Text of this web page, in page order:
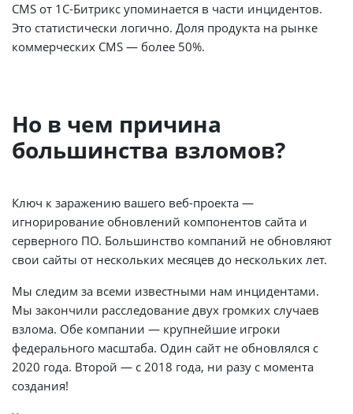
CMS от 1С-Битрикс упоминается в части инцидентов.
Это статистически логично. Доля продукта на рынке
коммерческих CMS — более 50%.
Но в чем причина
большинства взломов?
Ключ к заражению вашего веб-проекта —
игнорирование обновлений компонентов сайта и
серверного ПО. Большинство компаний не обновляют
свои сайты от нескольких месяцев до нескольких лет.
Мы следим за всеми известными нам инцидентами.
Мы закончили расследование двух громких случаев
взлома. Обе компании — крупнейшие игроки
федерального масштаба. Один сайт не обновлялся с
2020 года. Второй — с 2018 года, ни разу с момента
создания!